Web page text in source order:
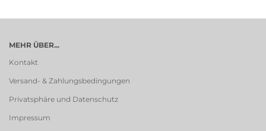
MEHR ÜBER...
Kontakt
Versand- & Zahlungsbedingungen
Privatsphäre und Datenschutz
Impressum